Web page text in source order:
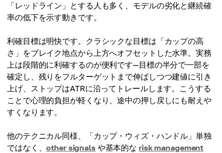
「レッドライン」とする人も多く、モデルの劣化と継続確
率の低下を示す動きです。
利確目標は明快です。クラシックな目標は「カップの高
さ」をブレイク地点から上方へオフセットした水準。実務
上は段階的に利確するのが便利です—目標の半分で一部を
確定し、残りをフルターゲットまで伸ばしつつ建値に引き
上げ、ストップはATRに沿ってトレールします。こうする
ことで心理的負担が軽くなり、途中の押し戻しにも耐えや
すくなります。
他のテクニカル同様、「カップ・ウィズ・ハンドル」単独
ではなく、other signalsや基本的なrisk management